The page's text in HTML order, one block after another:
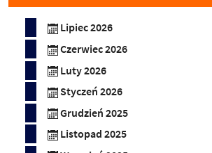
Lipiec 2026
Czerwiec 2026
Luty 2026
Styczeń 2026
Grudzień 2025
Listopad 2025